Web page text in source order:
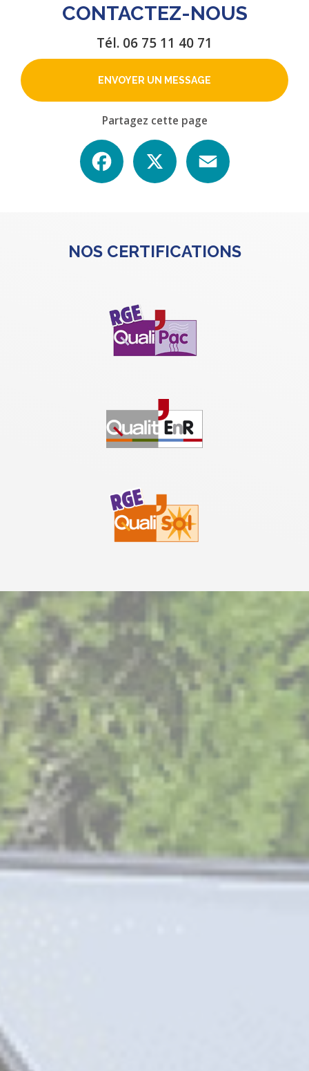
CONTACTEZ-NOUS
Tél. 06 75 11 40 71
ENVOYER UN MESSAGE
Partagez cette page
Facebook
NOS CERTIFICATIONS